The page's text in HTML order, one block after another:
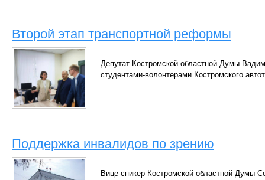
Второй этап транспортной реформы
Депутат Костромской областной Думы
студентами-волонтерами Костромского
Поддержка инвалидов по зрению
Вице-спикер Костромской областной Думы